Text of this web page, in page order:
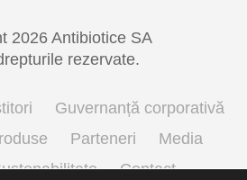
2026 Antibiotice SA
rezervate.
Guvernanță corporativă
Parteneri
Media
Contact